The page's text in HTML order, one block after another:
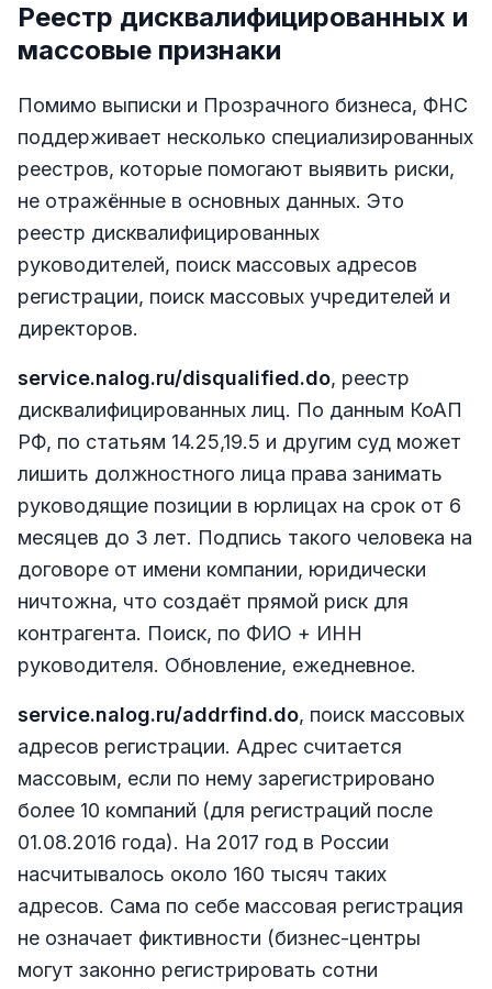
Реестр дисквалифицированных и
массовые признаки
Помимо выписки и Прозрачного бизнеса, ФНС
поддерживает несколько специализированных
реестров, которые помогают выявить риски,
не отражённые в основных данных. Это
реестр дисквалифицированных
руководителей, поиск массовых адресов
регистрации, поиск массовых учредителей и
директоров.
service.nalog.ru/disqualified.do, реестр
дисквалифицированных лиц. По данным КоАП
РФ, по статьям 14.25,19.5 и другим суд может
лишить должностного лица права занимать
руководящие позиции в юрлицах на срок от 6
месяцев до 3 лет. Подпись такого человека на
договоре от имени компании, юридически
ничтожна, что создаёт прямой риск для
контрагента. Поиск, по ФИО + ИНН
руководителя. Обновление, ежедневное.
service.nalog.ru/addrfind.do, поиск массовых
адресов регистрации. Адрес считается
массовым, если по нему зарегистрировано
более 10 компаний (для регистраций после
01.08.2016 года). На 2017 год в России
насчитывалось около 160 тысяч таких
адресов. Сама по себе массовая регистрация
не означает фиктивности (бизнес-центры
могут законно регистрировать сотни